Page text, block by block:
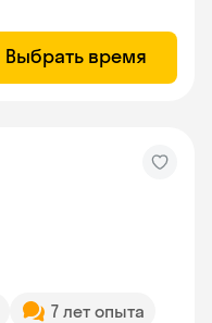
Выбрать время
7 лет опыта